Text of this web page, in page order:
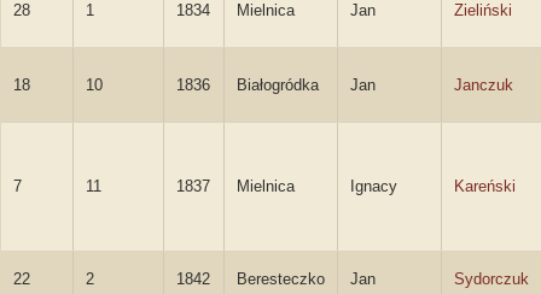
28 1 1834 Mielnica Jan Zieliński
18 10 1836 Białogródka Jan Janczuk
7 11 1837 Mielnica Ignacy Kareński
22 2 1842 Beresteczko Jan Sydorczuk